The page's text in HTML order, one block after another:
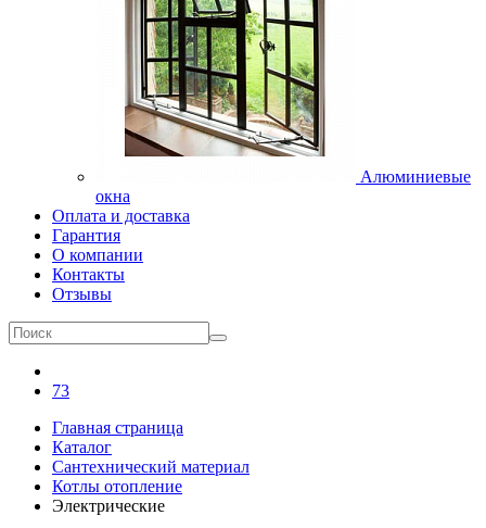
Алюминиевые
окна
Оплата и доставка
Гарантия
О компании
Контакты
Отзывы
73
Главная страница
Каталог
Сантехнический материал
Котлы отопление
Электрические